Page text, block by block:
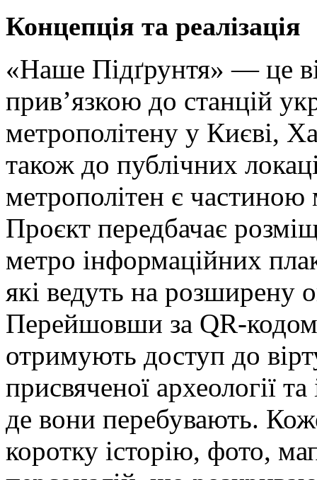
Концепція та реалізація
«Наше Підґрунтя» — це
прив’язкою до станцій
метрополітену у Києві,
також до публічних
метрополітен є частиною
Проєкт передбачає
метро інформаційних
які ведуть на розширену
Перейшовши за QR-
отримують доступ до
присвяченої археології та
де вони перебувають.
коротку історію, фото,